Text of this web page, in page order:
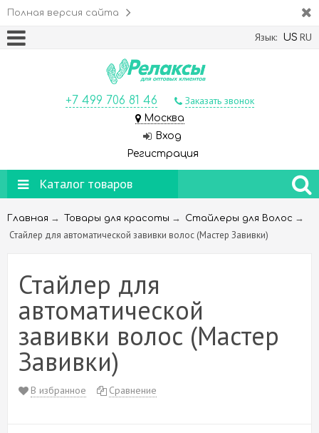
Полная версия сайта
Язык: US RU
+7 499 706 81 46 Заказать звонок
Москва
Вход
Регистрация
Каталог товаров
Главная → Товары для красоты → Стайлеры для Волос →
Стайлер для автоматической завивки волос (Мастер Завивки)
Стайлер для
автоматической
завивки волос (Мастер
Завивки)
В избранное Сравнение